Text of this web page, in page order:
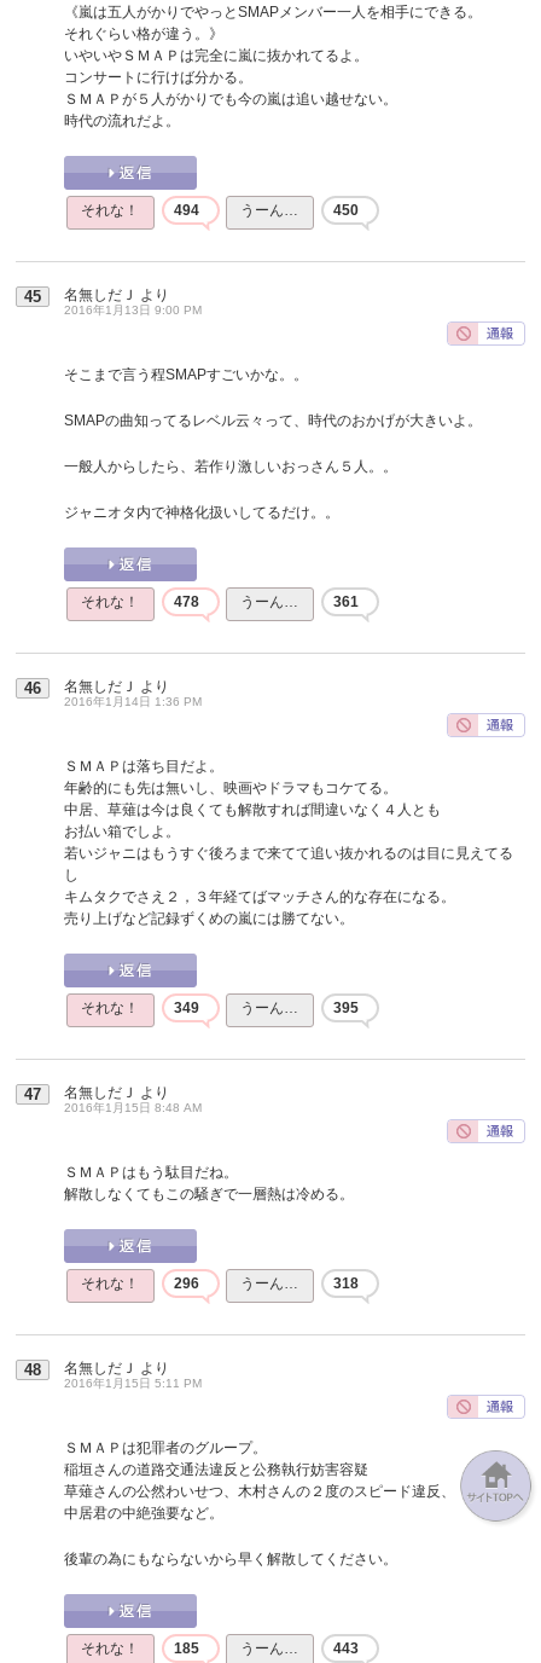
《嵐は五人がかりでやっとSMAPメンバー一人を相手にできる。
それぐらい格が違う。》
いやいやＳＭＡＰは完全に嵐に抜かれてるよ。
コンサートに行けば分かる。
ＳＭＡＰが５人がかりでも今の嵐は追い越せない。
時代の流れだよ。
それな！ 494 うーん… 450
45 名無しだＪ より
2016年1月13日 9:00 PM
そこまで言う程SMAPすごいかな。。
SMAPの曲知ってるレベル云々って、時代のおかげが大きいよ。
一般人からしたら、若作り激しいおっさん５人。。
ジャニオタ内で神格化扱いしてるだけ。。
それな！ 478 うーん… 361
46 名無しだＪ より
2016年1月14日 1:36 PM
ＳＭＡＰは落ち目だよ。
年齢的にも先は無いし、映画やドラマもコケてる。
中居、草薙は今は良くても解散すれば間違いなく４人とも
お払い箱でしよ。
若いジャニはもうすぐ後ろまで来てて追い抜かれるのは目に見えてる
し
キムタクでさえ２，３年経てばマッチさん的な存在になる。
売り上げなど記録ずくめの嵐には勝てない。
それな！ 349 うーん… 395
47 名無しだＪ より
2016年1月15日 8:48 AM
ＳＭＡＰはもう駄目だね。
解散しなくてもこの騒ぎで一層熱は冷める。
それな！ 296 うーん… 318
48 名無しだＪ より
2016年1月15日 5:11 PM
ＳＭＡＰは犯罪者のグループ。
稲垣さんの道路交通法違反と公務執行妨害容疑
草薙さんの公然わいせつ、木村さんの２度のスピード違反、
中居君の中絶強要など。
後輩の為にもならないから早く解散してください。
それな！ 185 うーん… 443